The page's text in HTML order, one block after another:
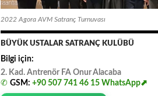
2022 Agora AVM Satranç Turnuvası
BÜYÜK USTALAR SATRANÇ KULÜBÜ
Bilgi için:
2. Kad. Antrenör FA Onur.Alacaba
✆ GSM: +90 507 741 46 15 WhatsApp⬈